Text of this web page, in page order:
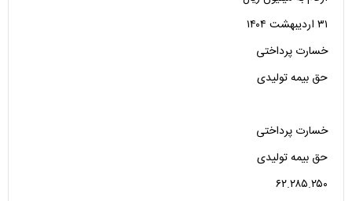
۳۱ اردیبهشت ۱۴۰۴
خسارت پرداختی
حق بیمه تولیدی
خسارت پرداختی
حق بیمه تولیدی
۶۲.۲۸۵.۲۵۰